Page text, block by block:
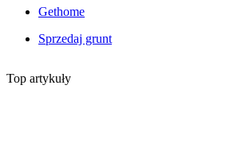
Gethome
Sprzedaj grunt
Top artykuły